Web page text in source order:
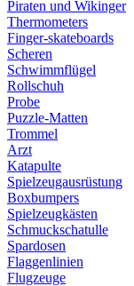
Piraten und Wikinger
Thermometers
Finger-skateboards
Scheren
Schwimmflügel
Rollschuh
Probe
Puzzle-Matten
Trommel
Arzt
Katapulte
Spielzeugausrüstung
Boxbumpers
Spielzeugkästen
Schmuckschatulle
Spardosen
Flaggenlinien
Flugzeuge